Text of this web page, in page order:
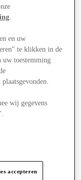
en uw
te klikken in de
uw toestemming
wij gegevens
accepteren